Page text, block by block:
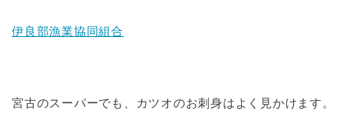
伊良部漁業協同組合
宮古のスーパーでも、カツオのお刺身はよく見かけます。